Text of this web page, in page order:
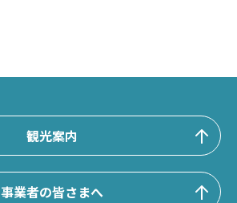
観光案内
事業者の皆さまへ